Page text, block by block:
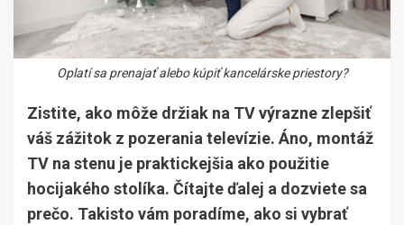
Oplatí sa prenajať alebo kúpiť kancelárske priestory?
Zistite, ako môže držiak na TV výrazne zlepšiť
váš zážitok z pozerania televízie. Áno, montáž
TV na stenu je praktickejšia ako použitie
hocijakého stolíka. Čítajte ďalej a dozviete sa
prečo. Takisto vám poradíme, ako si vybrať